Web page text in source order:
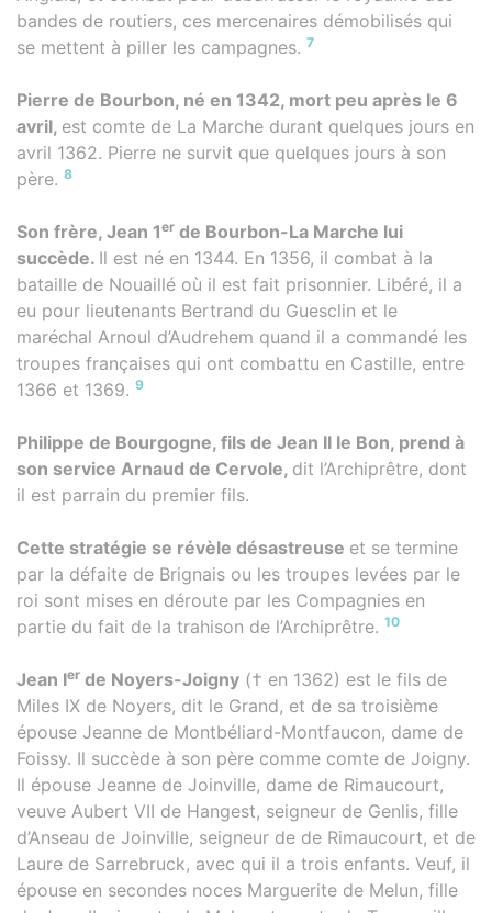
bandes de routiers, ces mercenaires démobilisés qui
se mettent à piller les campagnes. 7
Pierre de Bourbon, né en 1342, mort peu après le 6
avril, est comte de La Marche durant quelques jours en
avril 1362. Pierre ne survit que quelques jours à son
père. 8
Son frère, Jean 1er de Bourbon-La Marche lui
succède. Il est né en 1344. En 1356, il combat à la
bataille de Nouaillé où il est fait prisonnier. Libéré, il a
eu pour lieutenants Bertrand du Guesclin et le
maréchal Arnoul d’Audrehem quand il a commandé les
troupes françaises qui ont combattu en Castille, entre
1366 et 1369. 9
Philippe de Bourgogne, fils de Jean II le Bon, prend à
son service Arnaud de Cervole, dit l’Archiprêtre, dont
il est parrain du premier fils.
Cette stratégie se révèle désastreuse et se termine
par la défaite de Brignais ou les troupes levées par le
roi sont mises en déroute par les Compagnies en
partie du fait de la trahison de l’Archiprêtre. 10
Jean Ier de Noyers-Joigny († en 1362) est le fils de
Miles IX de Noyers, dit le Grand, et de sa troisième
épouse Jeanne de Montbéliard-Montfaucon, dame de
Foissy. Il succède à son père comme comte de Joigny.
Il épouse Jeanne de Joinville, dame de Rimaucourt,
veuve Aubert VII de Hangest, seigneur de Genlis, fille
d’Anseau de Joinville, seigneur de de Rimaucourt, et de
Laure de Sarrebruck, avec qui il a trois enfants. Veuf, il
épouse en secondes noces Marguerite de Melun, fille